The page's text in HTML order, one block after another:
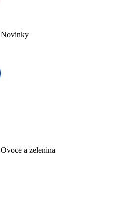
Novinky
Ovoce a zelenina